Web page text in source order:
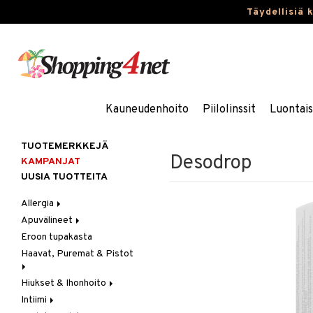
Täydellisiä
Kauneudenhoito Piilolinssit
Desodrop
TUOTEMERKKEJÄ
KAMPANJAT
UUSIA TUOTTEITA
Allergia
Nenäsuihkeet
Silmätipat
Apuvälineet
Hygienia
Kävely & Seisominen
Saa kiinni & Ylety
Eroon tupakasta
Haavat, Puremat & Pistot
Ensiapu
Haavat
Hiukset & Ihonhoito
Erityistuotteet
Intiimi